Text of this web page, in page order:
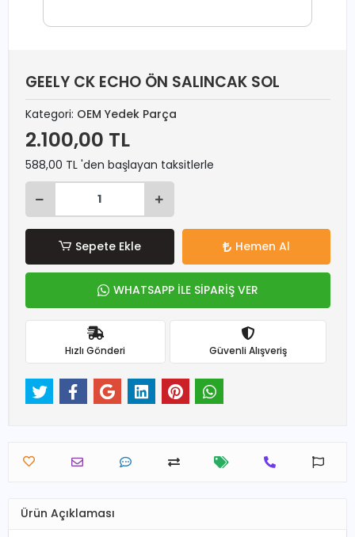
GEELY CK ECHO ÖN SALINCAK SOL
Kategori: OEM Yedek Parça
2.100,00 TL
588,00 TL 'den başlayan taksitlerle
Sepete Ekle Hemen Al
WHATSAPP İLE SİPARİŞ VER
Hızlı Gönderi Güvenli Alışveriş
Ürün Açıklaması